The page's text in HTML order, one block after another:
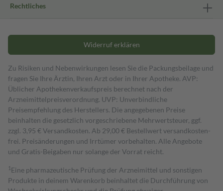
Rechtliches
Widerruf erklären
Zu Risiken und Nebenwirkungen lesen Sie die Packungsbeilage und
fragen Sie Ihre Ärztin, Ihren Arzt oder in Ihrer Apotheke. AVP:
Üblicher Apothekenverkaufspreis berechnet nach der
Arzneimittelpreisverordnung. UVP: Unverbindliche
Preisempfehlung des Herstellers. Die angegebenen Preise
beinhalten die gesetzlich vorgeschriebene Mehrwertsteuer, ggf.
zzgl. 3,95 € Versandkosten. Ab 29,00 € Bestell­wert versand­kosten­
frei. Preisänderungen und Irrtümer vorbehalten. Alle Angebote
und Gratis-Beigaben nur solange der Vorrat reicht.
1 Eine pharmazeutische Prüfung der Arzneimittel und sonstigen
Produkte in deinem Warenkorb beinhaltet die Durchführung von